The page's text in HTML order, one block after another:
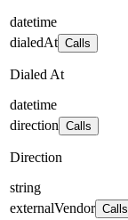
datetime
dialedAt Calls
Dialed At
datetime
direction Calls
Direction
string
externalVendor Calls